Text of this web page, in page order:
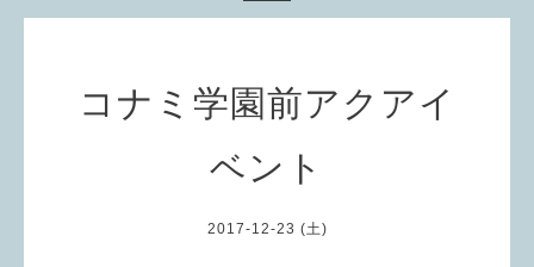
コナミ学園前アクアイ
ベント
2017-12-23 (土)